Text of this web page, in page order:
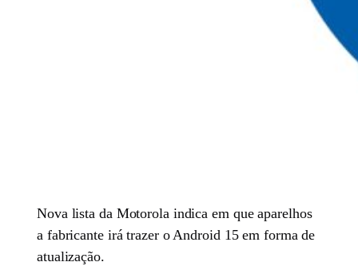
Nova lista da Motorola indica em que aparelhos
a fabricante irá trazer o Android 15 em forma de
atualização.